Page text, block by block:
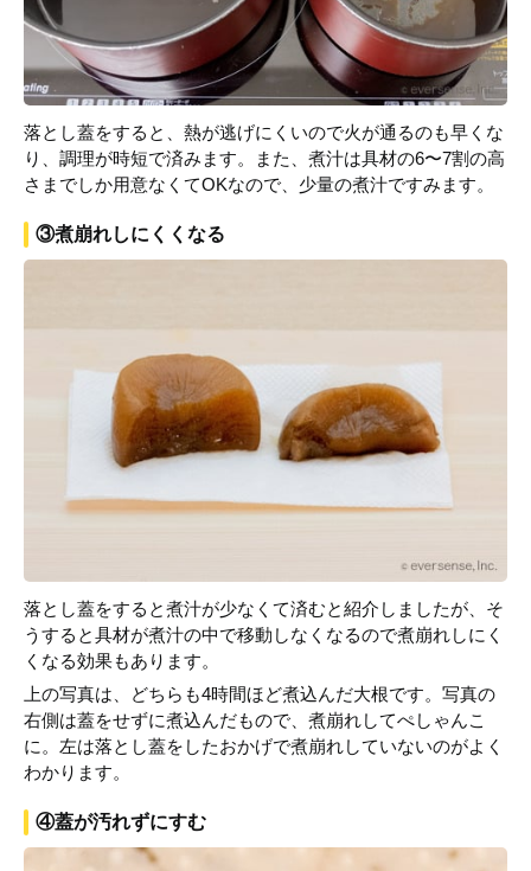
落とし蓋をすると、熱が逃げにくいので火が通るのも早くな
り、調理が時短で済みます。また、煮汁は具材の6〜7割の高
さまでしか用意なくてOKなので、少量の煮汁ですみます。
③煮崩れしにくくなる
落とし蓋をすると煮汁が少なくて済むと紹介しましたが、そ
うすると具材が煮汁の中で移動しなくなるので煮崩れしにく
くなる効果もあります。
上の写真は、どちらも4時間ほど煮込んだ大根です。写真の
右側は蓋をせずに煮込んだもので、煮崩れしてぺしゃんこ
に。左は落とし蓋をしたおかげで煮崩れしていないのがよく
わかります。
④蓋が汚れずにすむ